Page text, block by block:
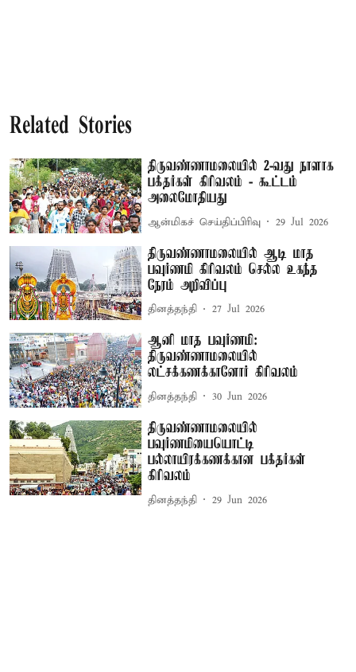
Related Stories
திருவண்ணாமலையில் 2-வது நாளாக
பக்தர்கள் கிரிவலம் - கூட்டம்
அலைமோதியது
ஆன்மிகச் செய்திப்பிரிவு 29 Jul 2026
திருவண்ணாமலையில் ஆடி மாத
பவுர்ணமி கிரிவலம் செல்ல உகந்த
நேரம் அறிவிப்பு
தினத்தந்தி 27 Jul 2026
ஆனி மாத பவுர்ணமி:
திருவண்ணாமலையில்
லட்சக்கணக்கானோர் கிரிவலம்
தினத்தந்தி 30 Jun 2026
திருவண்ணாமலையில்
பவுர்ணமியையொட்டி
பல்லாயிரக்கணக்கான பக்தர்கள்
கிரிவலம்
தினத்தந்தி 29 Jun 2026